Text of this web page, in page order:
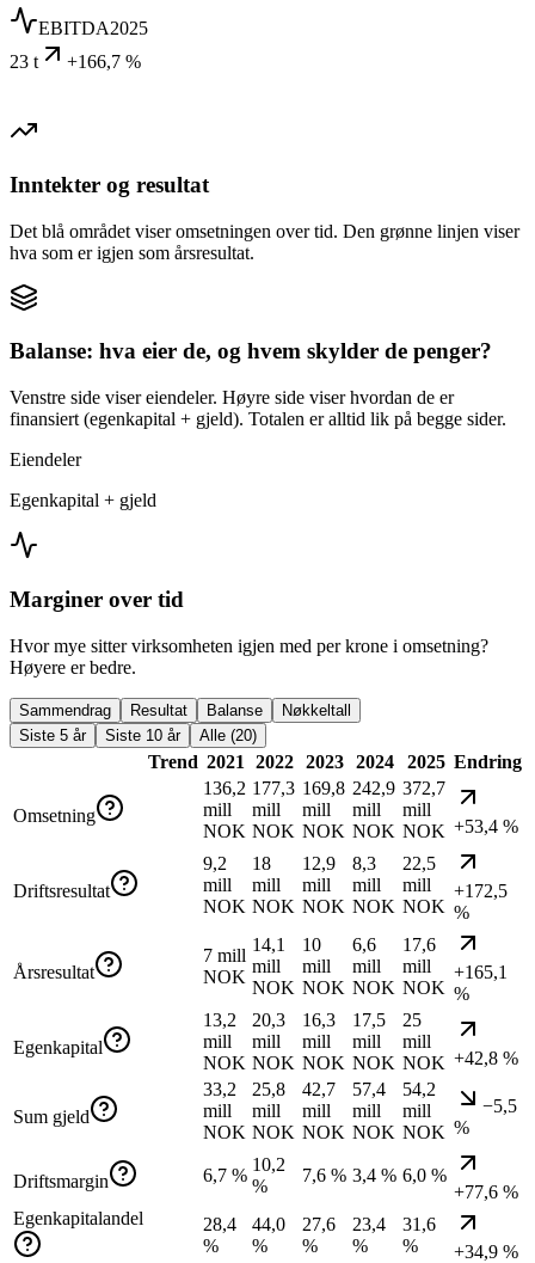
EBITDA2025
23 t
+166,7 %
Inntekter og resultat
Det blå området viser omsetningen over tid. Den grønne linjen viser
hva som er igjen som årsresultat.
Balanse: hva eier de, og hvem skylder de penger?
Venstre side viser eiendeler. Høyre side viser hvordan de er
finansiert (egenkapital + gjeld). Totalen er alltid lik på begge sider.
Eiendeler
Egenkapital + gjeld
Marginer over tid
Hvor mye sitter virksomheten igjen med per krone i omsetning?
Høyere er bedre.
Sammendrag Resultat Balanse
Nøkkeltall
Siste 5 år
Siste 10 år Alle (20)
Trend 2021 2022 2023 2024 2025 Endring
Omsetning
136,2
mill
NOK
177,3
mill
NOK
169,8
mill
NOK
242,9
mill
NOK
372,7
mill
NOK +53,4 %
Driftsresultat
9,2
mill
NOK
18
mill
NOK
12,9
mill
NOK
8,3
mill
NOK
22,5
mill
NOK
+172,5
%
Årsresultat
7 mill
NOK
14,1
mill
NOK
10
mill
NOK
6,6
mill
NOK
17,6
mill
NOK
+165,1
%
Egenkapital
13,2
mill
NOK
20,3
mill
NOK
16,3
mill
NOK
17,5
mill
NOK
25
mill
NOK +42,8 %
Sum gjeld
33,2
mill
NOK
25,8
mill
NOK
42,7
mill
NOK
57,4
mill
NOK
54,2
mill
NOK
−5,5
%
Driftsmargin 6,7 %
10,2
%
7,6 % 3,4 % 6,0 %
+77,6 %
Egenkapitalandel
28,4
%
44,0
%
27,6
%
23,4
%
31,6
%
+34,9 %